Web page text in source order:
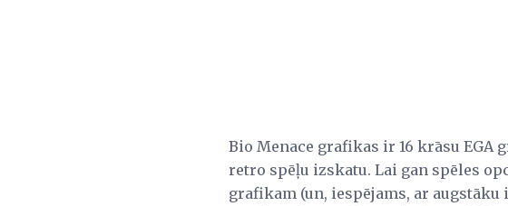
Bio Menace grafikas ir 16 krāsu
retro spēļu izskatu. Lai gan spēles
grafikam (un, iespējams, ar